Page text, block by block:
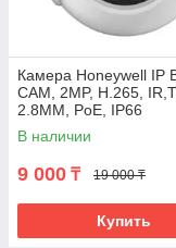
Камера Honeywell IP
CAM, 2MP, H.265,
2.8MM, PoE, IP66
В наличии
9 000 ₸ 19 000 ₸
Купить